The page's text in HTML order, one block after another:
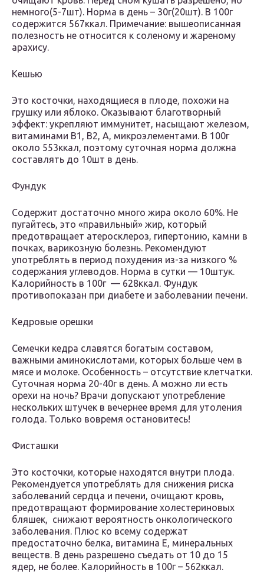
немного(5-7шт). Норма в день – 30г(20шт). В 100г
содержится 567ккал. Примечание: вышеописанная
полезность не относится к соленому и жареному
арахису.
Кешью
Это косточки, находящиеся в плоде, похожи на
грушку или яблоко. Оказывают благотворный
эффект: укрепляют иммунитет, насыщают железом,
витаминами В1, В2, А, микроэлементами. В 100г
около 553ккал, поэтому суточная норма должна
составлять до 10шт в день.
Фундук
Содержит достаточно много жира около 60%. Не
пугайтесь, это «правильный» жир, который
предотвращает атеросклероз, гипертонию, камни в
почках, варикозную болезнь. Рекомендуют
употреблять в период похудения из-за низкого %
содержания углеводов. Норма в сутки — 10штук.
Калорийность в 100г — 628ккал. Фундук
противопоказан при диабете и заболевании печени.
Кедровые орешки
Семечки кедра славятся богатым составом,
важными аминокислотами, которых больше чем в
мясе и молоке. Особенность – отсутствие клетчатки.
Суточная норма 20-40г в день. А можно ли есть
орехи на ночь? Врачи допускают употребление
нескольких штучек в вечернее время для утоления
голода. Только вовремя остановитесь!
Фисташки
Это косточки, которые находятся внутри плода.
Рекомендуется употреблять для снижения риска
заболеваний сердца и печени, очищают кровь,
предотвращают формирование холестериновых
бляшек, снижают вероятность онкологического
заболевания. Плюс ко всему содержат
предостаточно белка, витамина Е, минеральных
веществ. В день разрешено съедать от 10 до 15
ядер, не более. Калорийность в 100г – 562ккал.